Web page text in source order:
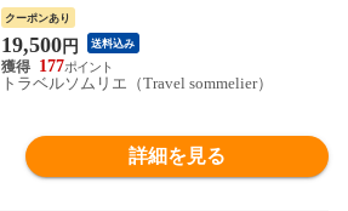
ッパー 静音 コンパクト 筋トレ 室内トレー
ニング 健康器具 送料無料※北海道、沖縄
県、離島を除く【ロジ発送】 トラベルソム
リエ w-tre5
クーポンあり
19,500円 送料込み
177
トラベルソムリエ（Travel sommelier）
詳細を見る